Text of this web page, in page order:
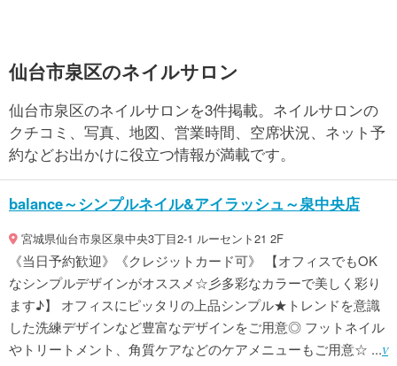
仙台市泉区のネイルサロン
仙台市泉区のネイルサロンを3件掲載。ネイルサロンの
クチコミ、写真、地図、営業時間、空席状況、ネット予
約などお出かけに役立つ情報が満載です。
balance～シンプルネイル&アイラッシュ～泉中央店
宮城県仙台市泉区泉中央3丁目2-1 ルーセント21 2F
《当日予約歓迎》《クレジットカード可》 【オフィスでもOK
なシンプルデザインがオススメ☆彡多彩なカラーで美しく彩り
ます♪】 オフィスにピッタリの上品シンプル★トレンドを意識
した洗練デザインなど豊富なデザインをご用意◎ フットネイル
やトリートメント、角質ケアなどのケアメニューもご用意☆ ...V